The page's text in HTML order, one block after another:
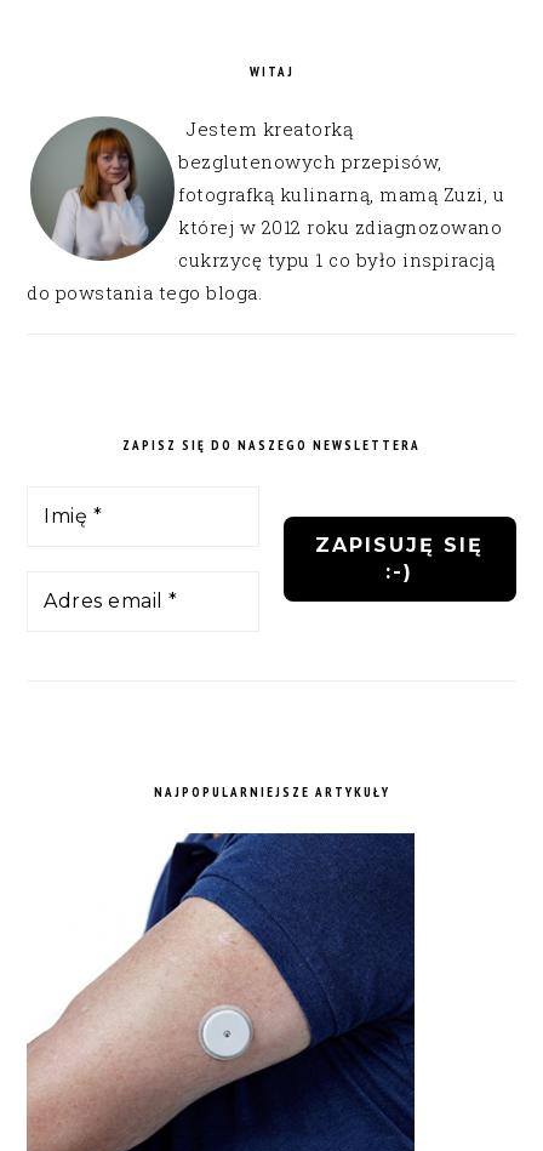
WITAJ
Jestem kreatorką
bezglutenowych przepisów,
fotografką kulinarną, mamą Zuzi, u
której w 2012 roku zdiagnozowano
cukrzycę typu 1 co było inspiracją
do powstania tego bloga.
ZAPISZ SIĘ DO NASZEGO NEWSLETTERA
NAJPOPULARNIEJSZE ARTYKUŁY